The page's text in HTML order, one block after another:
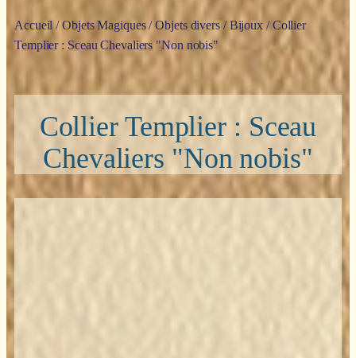
Accueil/Objets Magiques/Objets divers/Bijoux / Collier
Templier : Sceau Chevaliers "Non nobis"
Collier Templier : Sceau
Chevaliers "Non nobis"